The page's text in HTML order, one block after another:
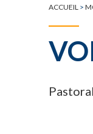
ACCUEIL >